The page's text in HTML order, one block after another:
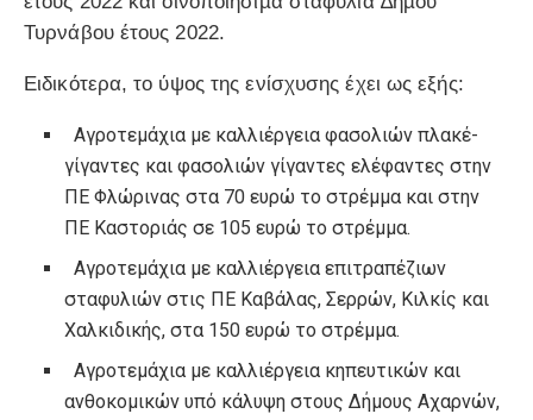
Τυρνάβου έτους 2022.
Ειδικότερα, το ύψος της ενίσχυσης έχει ως εξής:
Αγροτεµάχια µε καλλιέργεια φασολιών πλακέ-
γίγαντες και φασολιών γίγαντες ελέφαντες στην
ΠΕ Φλώρινας στα 70 ευρώ το στρέµµα και στην
ΠΕ Καστοριάς σε 105 ευρώ το στρέµµα.
Αγροτεµάχια µε καλλιέργεια επιτραπέζιων
σταφυλιών στις ΠΕ Καβάλας, Σερρών, Κιλκίς και
Χαλκιδικής, στα 150 ευρώ το στρέµµα.
Αγροτεµάχια µε καλλιέργεια κηπευτικών και
ανθοκοµικών υπό κάλυψη στους ∆ήµους Αχαρνών,